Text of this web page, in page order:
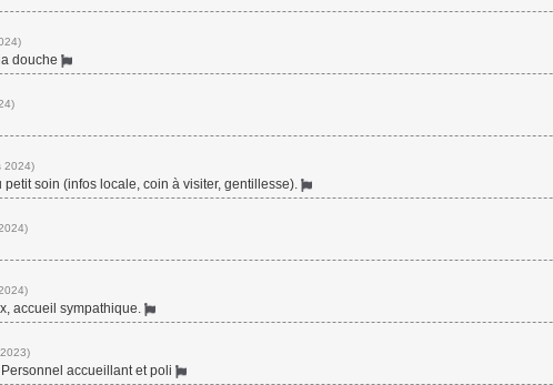
douche
2024)
soin (infos locale, coin à visiter, gentillesse).
accueil sympathique.
accueillant et poli